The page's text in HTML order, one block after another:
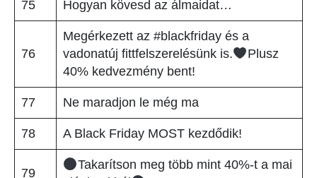
75 Hogyan kövesd az álmaidat…
76
Megérkezett az #blackfriday és a
vadonatúj fittfelszerelésünk is.
Plusz
40% kedvezmény bent!
77 Ne maradjon le még ma
78 A Black Friday MOST kezdődik!
79
Takarítson meg több mint 40%-t a mai